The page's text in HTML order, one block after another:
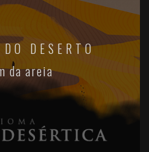
DESERTO
da areia